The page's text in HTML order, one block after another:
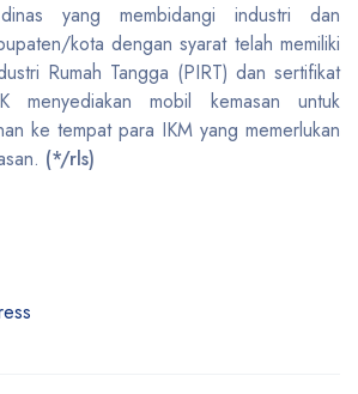
yang membidangi industri dan
kota dengan syarat telah memiliki
Rumah Tangga (PIRT) dan sertifikat
menyediakan mobil kemasan untuk
ke tempat para IKM yang memerlukan
(*/rls)